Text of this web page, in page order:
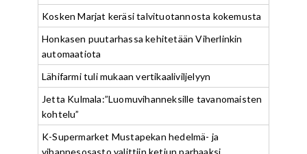
Kosken Marjat keräsi talvituotannosta kokemusta
Honkasen puutarhassa kehitetään Viherlinkin
automaatiota
Lähifarmi tuli mukaan vertikaaliviljelyyn
Jetta Kulmala:”Luomuvihanneksille tavanomaisten
kohtelu”
K-Supermarket Mustapekan hedelmä- ja
vihannesosasto valittiin ketjun parhaaksi